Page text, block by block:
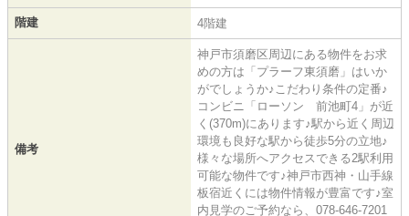
階建 4階建
備考
神戸市須磨区周辺にある物件をお求
めの方は「プラーフ東須磨」はいか
がでしょうか♪こだわり条件の定番♪
コンビニ「ローソン 前池町4」が近
く(370m)にあります♪駅から近く周辺
環境も良好な駅から徒歩5分の立地♪
様々な場所へアクセスできる2駅利用
可能な物件です♪神戸市西神・山手線
板宿近くには物件情報が豊富です♪室
内見学のご予約なら、078-646-7201